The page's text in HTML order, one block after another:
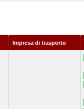
Impresa di trasporto